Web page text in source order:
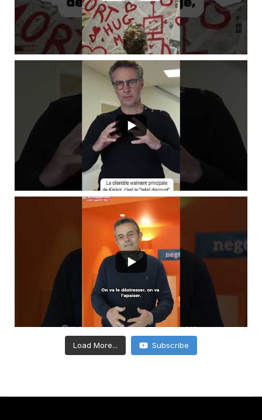
Load More... Subscribe